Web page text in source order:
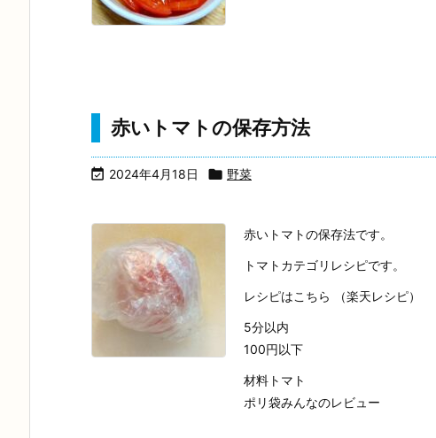
赤いトマトの保存方法
 2024年4月18日  野菜
赤いトマトの保存法です。
トマトカテゴリレシピです。
レシピはこちら （楽天レシピ）
5分以内
100円以下
材料トマト
ポリ袋みんなのレビュー